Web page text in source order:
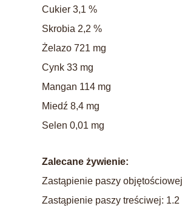
Cukier 3,1 %
Skrobia 2,2 %
Żelazo 721 mg
Cynk 33 mg
Mangan 114 mg
Miedź 8,4 mg
Selen 0,01 mg
Zalecane żywienie:
Zastąpienie paszy
Zastąpienie paszy treściwej: